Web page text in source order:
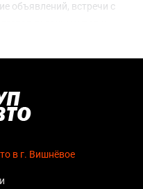
объявлений, встречи с
Вишнёвое
без скрытых
сделки полностью
в г. Вишнёвое